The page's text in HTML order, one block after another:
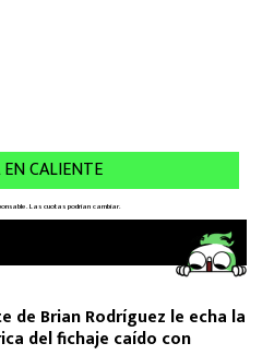
de Brian Rodríguez le echa la
del fichaje caído con